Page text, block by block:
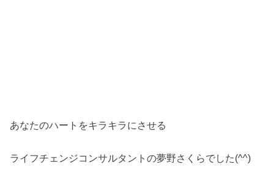
あなたのハートをキラキラにさせる
ライフチェンジコンサルタントの夢野さくらでした(^^)